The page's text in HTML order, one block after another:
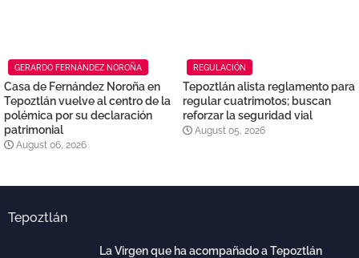
GERARDO FERNÁNDEZ NOROÑA
Casa de Fernández Noroña en
Tepoztlán vuelve al centro de la
polémica por su declaración
patrimonial
August 06, 2026
REGULACIÓN
Tepoztlán alista reglamento para
regular cuatrimotos; buscan
reforzar la seguridad vial
August 05, 2026
Tepoztlán
La Virgen que ha acompañado a Tepoztlán